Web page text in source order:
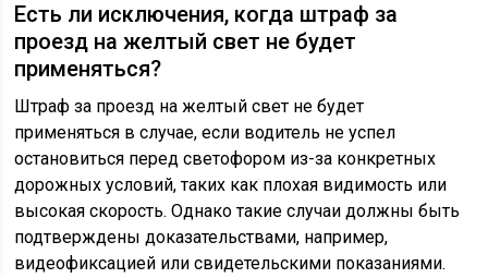
Есть ли исключения, когда штраф за
проезд на желтый свет не будет
применяться?
Штраф за проезд на желтый свет не будет
применяться в случае, если водитель не успел
остановиться перед светофором из-за конкретных
дорожных условий, таких как плохая видимость или
высокая скорость. Однако такие случаи должны быть
подтверждены доказательствами, например,
видеофиксацией или свидетельскими показаниями.